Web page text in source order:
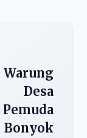
Desa